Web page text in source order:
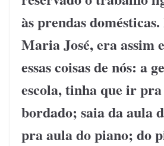
às prendas
Maria José, era assim
essas coisas de nós: a
escola, tinha que ir
bordado; saia da aula
pra aula do piano; do